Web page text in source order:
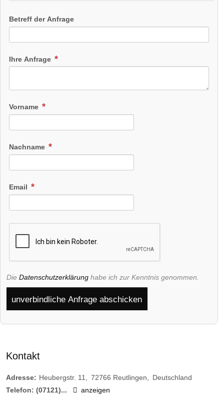
Betreff der Anfrage
Ihre Anfrage
Vorname
Nachname
Email
Die Datenschutzerklärung habe ich zur Kenntnis genommen.
unverbindliche Anfrage abschicken
Kontakt
Adresse: Heubergstr. 11 72766 Reutlingen
Deutschland
Telefon: (07121)...
anzeigen